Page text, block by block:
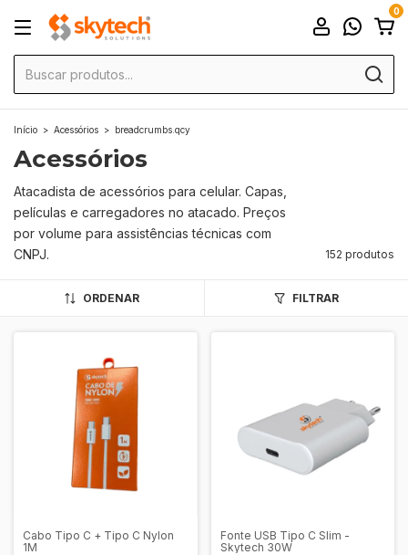
0
Início > Acessórios > breadcrumbs.qcy
Acessórios
Atacadista de acessórios para celular. Capas,
películas e carregadores no atacado. Preços
por volume para assistências técnicas com
CNPJ.
152 produtos
ORDENAR FILTRAR
Cabo Tipo C + Tipo C Nylon
1M
Fonte USB Tipo C Slim -
Skytech 30W